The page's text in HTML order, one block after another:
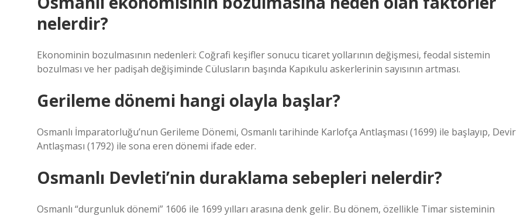
nelerdir?
Ekonominin bozulmasının nedenleri: Coğrafi keşifler sonucu ticaret yollarının değişmesi, feodal sistemin
bozulması ve her padişah değişiminde Cülusların başında Kapıkulu askerlerinin sayısının artması.
Gerileme dönemi hangi olayla başlar?
Osmanlı İmparatorluğu’nun Gerileme Dönemi, Osmanlı tarihinde Karlofça Antlaşması (1699) ile başlayıp, Devir
Antlaşması (1792) ile sona eren dönemi ifade eder.
Osmanlı Devleti’nin duraklama sebepleri nelerdir?
Osmanlı “durgunluk dönemi” 1606 ile 1699 yılları arasına denk gelir. Bu dönem, özellikle Timar sisteminin